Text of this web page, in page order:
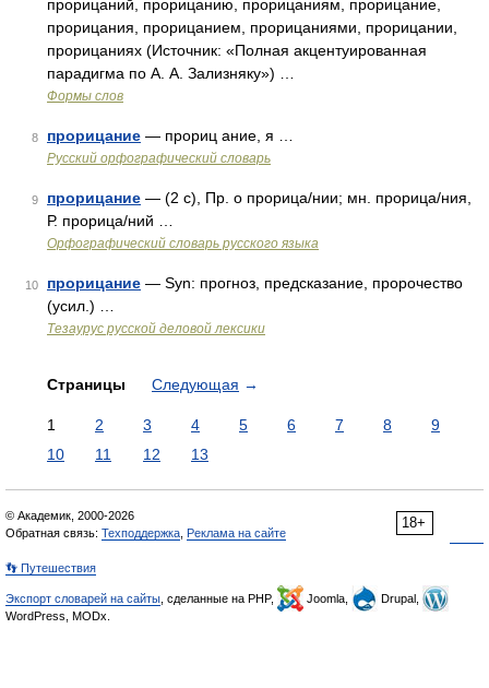
прорицаний, прорицанию, прорицаниям, прорицание,
прорицания, прорицанием, прорицаниями, прорицании,
прорицаниях (Источник: «Полная акцентуированная
парадигма по А. А. Зализняку») …
Формы слов
8 прорицание — прориц ание, я …
Русский орфографический словарь
9 прорицание — (2 с), Пр. о прорица/нии; мн. прорица/ния,
Р. прорица/ний …
Орфографический словарь русского языка
10 прорицание — Syn: прогноз, предсказание, пророчество
(усил.) …
Тезаурус русской деловой лексики
Страницы Следующая →
1 2 3 4 5 6 7 8
9
10
11 12 13
18+
© Академик, 2000-2026
Обратная связь: Техподдержка Реклама на сайте
👣 Путешествия
Экспорт словарей на сайты , сделанные на PHP, Joomla,
Drupal,
WordPress, MODx.